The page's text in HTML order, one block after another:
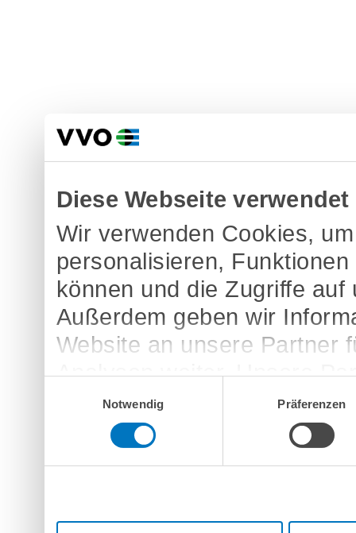
Diese Webseite
Wir verwenden Cookies,
personalisieren,
können und die Zugriffe
Außerdem geben wir
Website an unsere Partner
Analysen weiter. Unsere
möglicherweise mit
bereitgestellt haben oder
Dienste gesammelt haben.
Notwendig
Präferenzen